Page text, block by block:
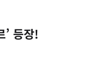
’ 등장!